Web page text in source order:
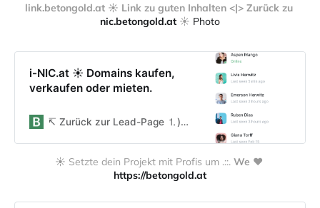
link.betongold.at ☀️ Link zu guten Inhalten <|> Zurück zu
nic.betongold.at ☀️ Photo
i-NIC.at ☀ Domains kaufen,
verkaufen oder mieten.
↸ Zurück zur Lead-Page ⒈)🔸Über betongold.at ☀️ ⒉)🔸You@ in.betongold.at ＠ ⒊)🔸Projekt umsetzen ䷴
☀️ Setzte dein Projekt mit Profis um .::.
https://betongold.at